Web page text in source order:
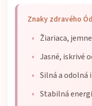
Znaky zdravého
Žiariaca,
Jasné, iskrivé
Silná a odolná
Stabilná